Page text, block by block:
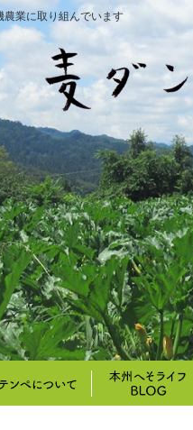
業に取り組んでいます